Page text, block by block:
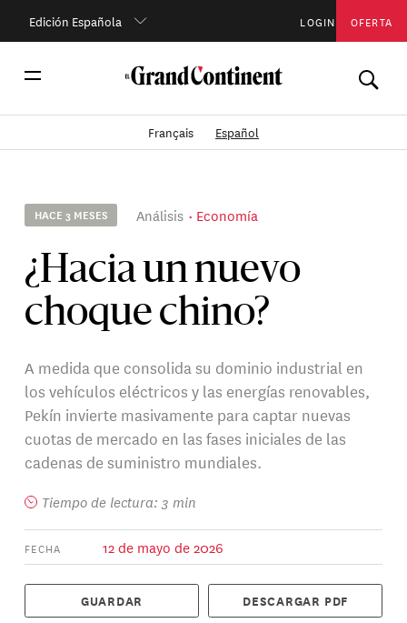
Edición Española LOGIN OFERTA
Français Español
HACE 3 MESES Análisis Economía
¿Hacia un nuevo
choque chino?
A medida que consolida su dominio industrial en
los vehículos eléctricos y las energías renovables,
Pekín invierte masivamente para captar nuevas
cuotas de mercado en las fases iniciales de las
cadenas de suministro mundiales.
Tiempo de lectura: 3 min
FECHA 12 de mayo de 2026
GUARDAR DESCARGAR PDF